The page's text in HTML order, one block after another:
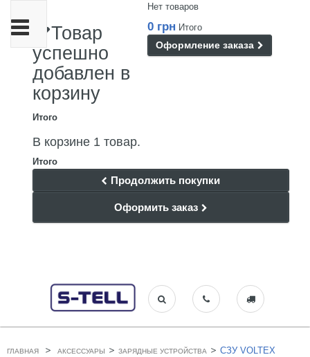
Нет товаров
0 грн Итого
Оформление заказа
Товар
успешно
добавлен в
корзину
Итого
В корзине 1 товар.
Итого
Продолжить покупки
Оформить заказ
Переключить
навигации
ГЛАВНАЯ > АКСЕССУАРЫ > ЗАРЯДНЫЕ УСТРОЙСТВА > СЗУ VOLTEX